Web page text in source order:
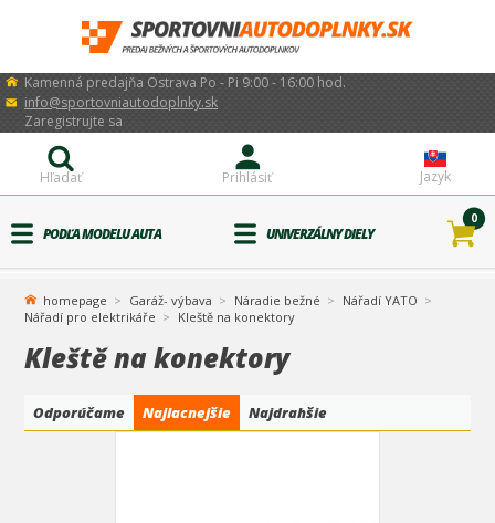
Kamenná predajňa Ostrava Po - Pi 9:00 - 16:00 hod.
info@sportovniautodoplnky.sk
Jazyk
Prihlásiť
Zaregistrujte sa
Hľadať
PODĽA MODELU AUTA UNIVERZÁLNY DIELY
0
homepage Garáž- výbava Náradie bežné
Nářadí YATO
Nářadí pro elektrikáře
Kleště na konektory
Kleště na konektory
Odporúčame Najlacnejšie Najdrahšie